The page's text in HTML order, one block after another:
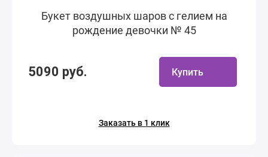
Букет воздушных шаров с гелием на
рождение девочки № 45
5090 руб. Купить
Заказать в 1 клик